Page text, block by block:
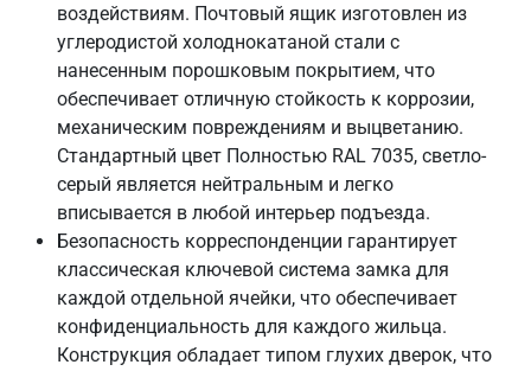
воздействиям. Почтовый ящик изготовлен из
углеродистой холоднокатаной стали с
нанесенным порошковым покрытием, что
обеспечивает отличную стойкость к коррозии,
механическим повреждениям и выцветанию.
Стандартный цвет Полностью RAL 7035, светло-
серый является нейтральным и легко
вписывается в любой интерьер подъезда.
Безопасность корреспонденции гарантирует
классическая ключевой система замка для
каждой отдельной ячейки, что обеспечивает
конфиденциальность для каждого жильца.
Конструкция обладает типом глухих дверок, что